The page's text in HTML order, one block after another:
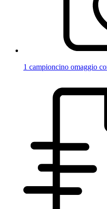
1 campioncino omaggio